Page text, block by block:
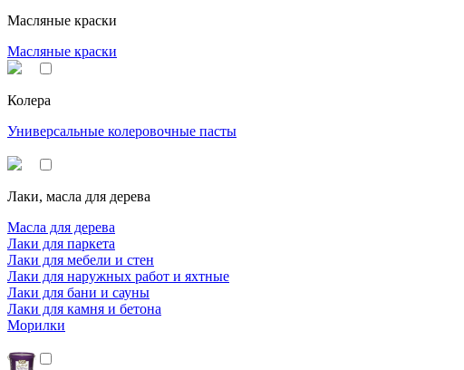
Масляные краски
Масляные краски
Колера
Универсальные колеровочные пасты
Лаки, масла для дерева
Масла для дерева
Лаки для паркета
Лаки для мебели и стен
Лаки для наружных работ и яхтные
Лаки для бани и сауны
Лаки для камня и бетона
Морилки